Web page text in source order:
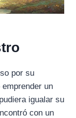
por su
un
igualar su
con un